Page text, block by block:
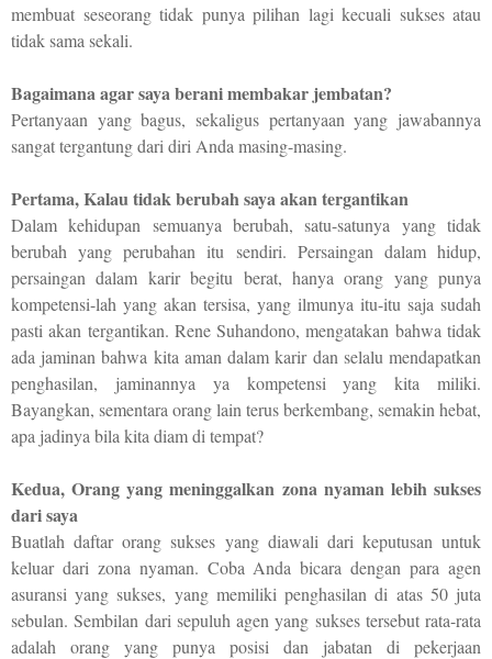
membuat seseorang tidak punya pilihan lagi kecuali sukses atau
tidak sama sekali.
Bagaimana agar saya berani membakar jembatan?
Pertanyaan yang bagus, sekaligus pertanyaan yang jawabannya
sangat tergantung dari diri Anda masing-masing.
Pertama,Kalau tidak berubah saya akan tergantikan
Dalam kehidupan semuanya berubah, satu-satunya yang tidak
berubah yang perubahan itu sendiri. Persaingan dalam hidup,
persaingan dalam karir begitu berat, hanya orang yang punya
kompetensi-lah yang akan tersisa, yang ilmunya itu-itu saja sudah
pasti akan tergantikan. Rene Suhandono, mengatakan bahwa tidak
ada jaminan bahwa kita aman dalam karir dan selalu mendapatkan
penghasilan, jaminannya ya kompetensi yang kita miliki.
Bayangkan, sementara orang lain terus berkembang, semakin hebat,
apa jadinya bila kita diam di tempat?
Kedua,Orang yang meninggalkan zona nyaman lebih sukses
dari saya
Buatlah daftar orang sukses yang diawali dari keputusan untuk
keluar dari zona nyaman. Coba Anda bicara dengan para agen
asuransi yang sukses, yang memiliki penghasilan di atas 50 juta
sebulan. Sembilan dari sepuluh agen yang sukses tersebut rata-rata
adalah orang yang punya posisi dan jabatan di pekerjaan